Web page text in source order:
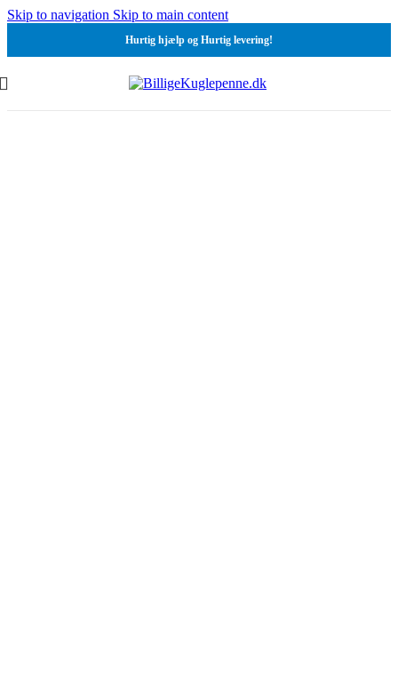
Skip to navigation Skip to main content
Hurtig hjælp og Hurtig levering!